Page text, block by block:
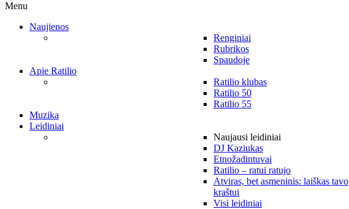
Menu
Naujienos
Renginiai
Rubrikos
Spaudoje
Apie Ratilio
Ratilio klubas
Ratilio 50
Ratilio 55
Muzika
Leidiniai
Naujausi leidiniai
DJ Kaziukas
Etnožadintuvai
Ratilio – ratui ratujo
Atviras, bet asmeninis: laiškas tavo
kraštui
Visi leidiniai